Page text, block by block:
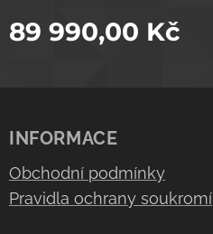
89 990,00 Kč
INFORMACE
Obchodní podmínky
Pravidla ochrany soukromí